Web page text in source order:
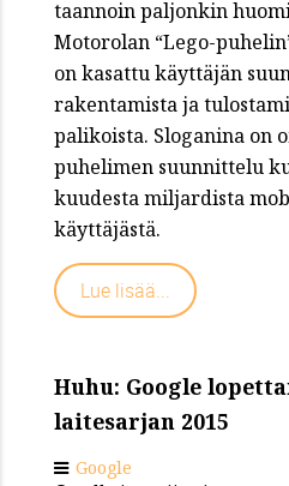
taannoin paljonkin
Motorolan “Lego-
on kasattu käyttäjän
rakentamista ja
palikoista. Sloganina on
puhelimen suunnittelu
kuudesta miljardista
käyttäjästä.
Lue lisää...
Huhu: Google
laitesarjan 2015
Google